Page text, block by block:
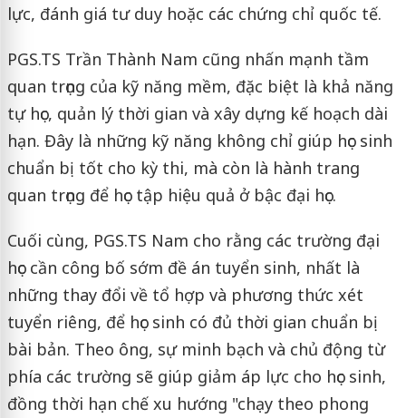
lực, đánh giá tư duy hoặc các chứng chỉ quốc tế.
PGS.TS Trần Thành Nam cũng nhấn mạnh tầm
quan trọng của kỹ năng mềm, đặc biệt là khả năng
tự học, quản lý thời gian và xây dựng kế hoạch dài
hạn. Đây là những kỹ năng không chỉ giúp học sinh
chuẩn bị tốt cho kỳ thi, mà còn là hành trang
quan trọng để học tập hiệu quả ở bậc đại học.
Cuối cùng, PGS.TS Nam cho rằng các trường đại
học cần công bố sớm đề án tuyển sinh, nhất là
những thay đổi về tổ hợp và phương thức xét
tuyển riêng, để học sinh có đủ thời gian chuẩn bị
bài bản. Theo ông, sự minh bạch và chủ động từ
phía các trường sẽ giúp giảm áp lực cho học sinh,
đồng thời hạn chế xu hướng "chạy theo phong